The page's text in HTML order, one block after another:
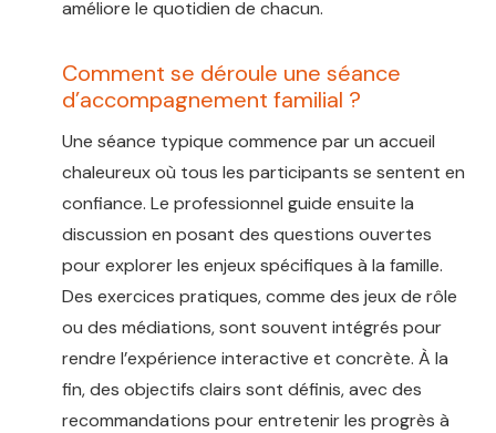
améliore le quotidien de chacun.
Comment se déroule une séance
d’accompagnement familial ?
Une séance typique commence par un accueil
chaleureux où tous les participants se sentent en
confiance. Le professionnel guide ensuite la
discussion en posant des questions ouvertes
pour explorer les enjeux spécifiques à la famille.
Des exercices pratiques, comme des jeux de rôle
ou des médiations, sont souvent intégrés pour
rendre l’expérience interactive et concrète. À la
fin, des objectifs clairs sont définis, avec des
recommandations pour entretenir les progrès à